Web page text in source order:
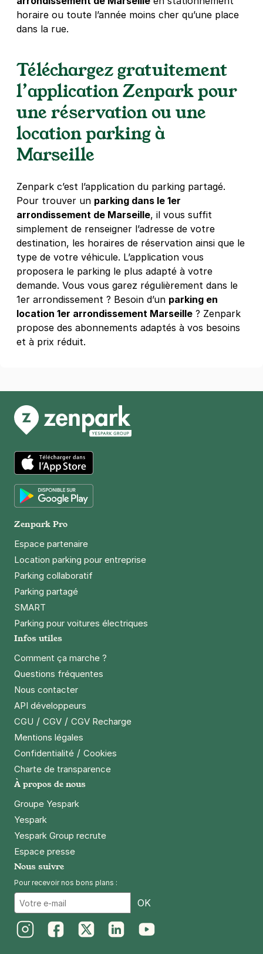
horaire ou toute l’année moins cher qu’une place
dans la rue.
Téléchargez gratuitement
l’application Zenpark pour
une réservation ou une
location parking à
Marseille
Zenpark c’est l’application du parking partagé.
Pour trouver un parking dans le 1er
arrondissement de Marseille, il vous suffit
simplement de renseigner l’adresse de votre
destination, les horaires de réservation ainsi que le
type de votre véhicule. L’application vous
proposera le parking le plus adapté à votre
demande. Vous vous garez régulièrement dans le
1er arrondissement ? Besoin d’un parking en
location 1er arrondissement Marseille ? Zenpark
propose des abonnements adaptés à vos besoins
et à prix réduit.
App Store
Zenpark Pro
Espace partenaire
Location parking pour entreprise
Parking collaboratif
Parking partagé
SMART
Parking pour voitures électriques
Infos utiles
Comment ça marche ?
Questions fréquentes
Nous contacter
API développeurs
CGU / CGV / CGV Recharge
Mentions légales
Confidentialité / Cookies
Charte de transparence
À propos de nous
Groupe Yespark
Yespark
Yespark Group recrute
Espace presse
Nous suivre
Pour recevoir nos bons plans :
OK